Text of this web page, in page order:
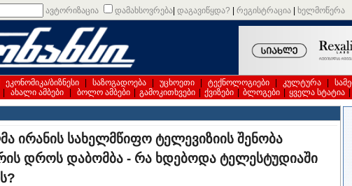
ავტორიზაცია დამახსოვრება დაგავიწყდა? რეგისტრაცია ხელმოწერა
ეკონომიკა/ბიზნესი საზოგადოება უცხოეთი ტექნოლოგიები კულტურა
ახალი ამბები ბოლო ამბები გამოკითხვები ქვიზები ბლოგები ყველა სტატია
ირანის სახელმწიფო ტელევიზიის შენობა
დროს დაბომბა - რა ხდებოდა ტელესტუდიაში